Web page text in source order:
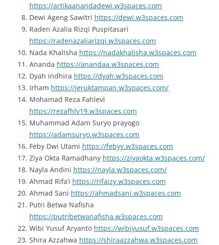
https://artikaanandadewi.w3spaces.com
Dewi Ageng Sawitri https://dewi.w3spaces.com
Raden Azalia Rizqi Puspitasari
https://radenazaliarizqi.w3spaces.com
Nada Khalisha https://nadakhalisha.w3spaces.com
Ananda https://anandaa.w3spaces.com
Dyah indhira https://dyah.w3spaces.com
Irham https://jeruktampan.w3spaces.com/
Mohamad Reza Fahlevi
https://rezafhlv19.w3spaces.com
Muhammad Adam Suryo prayogo
https://adamsuryo.w3spaces.com
Feby Dwi Utami https://febyy.w3spaces.com
Ziya Okta Ramadhany https://ziyaokta.w3spaces.com/
Nayla Andini https://nayla.w3spaces.com/
Ahmad Rifa’i https://rifaizy.w3spaces.com
Ahmad Sani https://ahmadsani.w3spaces.com
Putri Betwa Nafisha
https://putribetwanafisha.w3spaces.com
Wibi Yusuf Aryanto https://wibiyusuf.w3spaces.com
Shira Azzahwa https://shiraazzahwa.w3spaces.com